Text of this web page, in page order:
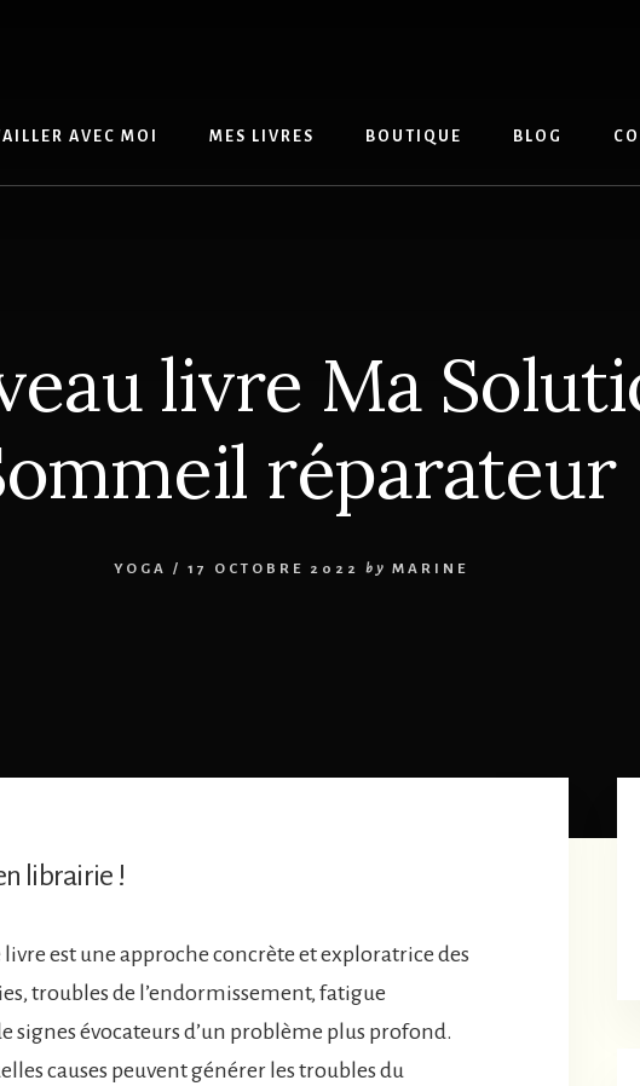
AVEC MOI MES LIVRES BOUTIQUE BLOG
livre Ma
réparateur
YOGA / 17 OCTOBRE 2022 by MARINE
librairie !
est une approche concrète et exploratrice des
troubles de l’endormissement, fatigue
signes évocateurs d’un problème plus profond.
causes peuvent générer les troubles du